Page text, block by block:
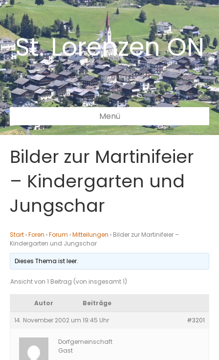
St. Lorenzen ON
Menü
Bilder zur Martinifeier
– Kindergarten und
Jungschar
Start ›Foren ›Forum ›Mitteilungen › Bilder zur Martinifeier –
Kindergarten und Jungschar
Dieses Thema ist leer.
Ansicht von 1 Beitrag (von insgesamt 1)
Autor Beiträge
14. November 2002 um 19:45 Uhr #3201
Dorfgemeinschaft
Gast